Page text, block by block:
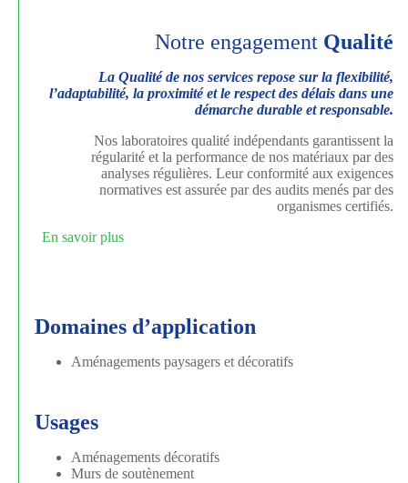
Notre engagement Qualité
La Qualité de nos services repose sur la flexibilité,
l’adaptabilité, la proximité et le respect des délais dans une
démarche durable et responsable.
Nos laboratoires qualité indépendants garantissent la
régularité et la performance de nos matériaux par des
analyses régulières. Leur conformité aux exigences
normatives est assurée par des audits menés par des
organismes certifiés.
En savoir plus
Domaines d’application
Aménagements paysagers et décoratifs
Usages
Aménagements décoratifs
Murs de soutènement